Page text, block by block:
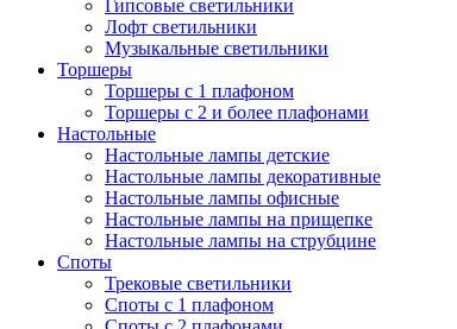
Гипсовые светильники
Лофт светильники
Музыкальные светильники
Торшеры
Торшеры с 1 плафоном
Торшеры с 2 и более плафонами
Настольные
Настольные лампы детские
Настольные лампы декоративные
Настольные лампы офисные
Настольные лампы на прищепке
Настольные лампы на струбцине
Споты
Трековые светильники
Споты с 1 плафоном